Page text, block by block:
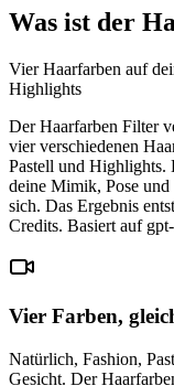
Was ist der
Vier Haarfarben auf
Highlights
Der Haarfarben Filter
vier verschiedenen
Pastell und Highlights.
deine Mimik, Pose
sich. Das Ergebnis
Credits. Basiert auf
Vier Farben,
Natürlich, Fashion,
Gesicht. Der